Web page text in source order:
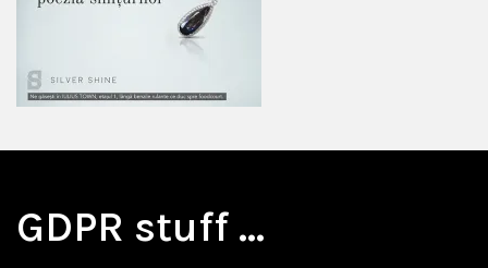
GDPR stuff …